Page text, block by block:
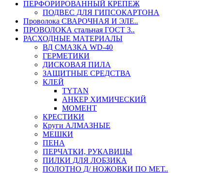
ПЕРФОРИРОВАННЫЙ КРЕПЕЖ
ПОДВЕС ДЛЯ ГИПСОКАРТОНА
Проволока СВАРОЧНАЯ И ЭЛЕ..
ПРОВОЛОКА стальная ГОСТ 3..
РАСХОДНЫЕ МАТЕРИАЛЫ
ВД СМАЗКА WD-40
ГЕРМЕТИКИ
ДИСКОВАЯ ПИЛА
ЗАЩИТНЫЕ СРЕДСТВА
КЛЕЙ
TYTAN
АНКЕР ХИМИЧЕСКИЙ
МОМЕНТ
КРЕСТИКИ
Круги АЛМАЗНЫЕ
МЕШКИ
ПЕНА
ПЕРЧАТКИ, РУКАВИЦЫ
ПИЛКИ ДЛЯ ЛОБЗИКА
ПОЛОТНО Д/ НОЖОВКИ ПО МЕТ..